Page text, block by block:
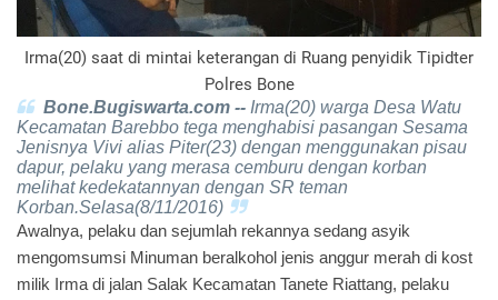
Irma(20) saat di mintai keterangan di Ruang penyidik Tipidter
Polres Bone
Bone.Bugiswarta.com -- Irma(20) warga Desa Watu
Kecamatan Barebbo tega menghabisi pasangan Sesama
Jenisnya Vivi alias Piter(23) dengan menggunakan pisau
dapur, pelaku yang merasa cemburu dengan korban
melihat kedekatannyan dengan SR teman
Korban.Selasa(8/11/2016)
Awalnya, pelaku dan sejumlah rekannya sedang asyik
mengomsumsi Minuman beralkohol jenis anggur merah di kost
milik Irma di jalan Salak Kecamatan Tanete Riattang, pelaku